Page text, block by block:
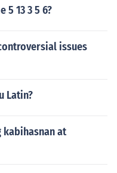
ng gabay at supor
sa kanilang kont
5 13 3 5 6?
issues
Latin?
kabihasnan at